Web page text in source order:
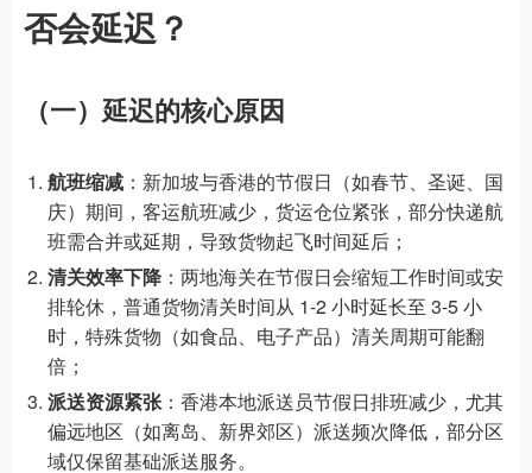
否会延迟？
（一）延迟的核心原因
航班缩减 ：新加坡与香港的节假日（如春节、圣诞、国
庆）期间，客运航班减少，货运仓位紧张，部分快递航
班需合并或延期，导致货物起飞时间延后；
清关效率下降 ：两地海关在节假日会缩短工作时间或安
排轮休，普通货物清关时间从 1-2 小时延长至 3-5 小
时，特殊货物（如食品、电子产品）清关周期可能翻
倍；
派送资源紧张：香港本地派送员节假日排班减少，尤其
偏远地区（如离岛、新界郊区）派送频次降低，部分区
域仅保留基础派送服务。